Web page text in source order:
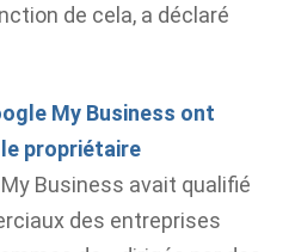
de cela, a déclaré
My Business ont
propriétaire
Business avait qualifié
des entreprises